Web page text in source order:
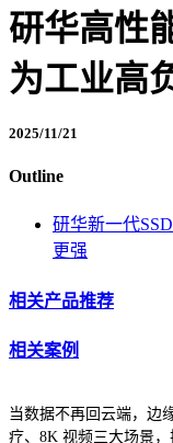
研华高性
为工业高
2025/11/21
Outline
研华新一代
更强
相关产品推荐
相关案例
当数据不再回云端，边
疗、8K 视频三大场景